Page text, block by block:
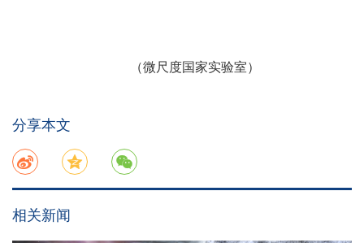
（微尺度国家实验室）
分享本文
相关新闻